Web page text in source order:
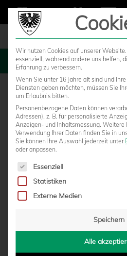
MENU
PREUSSENSTADION:
TRASSE VEREINBART
vonMoritz Schwegmann|
Wir nutzen Cookies auf unserer
essenziell, während andere uns helfen,
Erfahrung zu verbessern.
Wenn Sie unter 16 Jahre alt sind und
Diensten geben möchten, müssen Sie
um Erlaubnis bitten.
Personenbezogene Daten können
Adressen), z. B. für personalisierte
Anzeigen- und Inhaltsmessung. Weitere
Verwendung Ihrer Daten finden Sie in
Sie können Ihre Auswahl jederzeit unter
oder anpassen.
Es folgt eine Liste der Service-
Essenziell
Statistiken
Externe Medien
Speichern
Alle